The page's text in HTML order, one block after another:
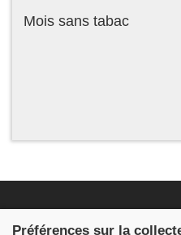
Mois sans tabac
Préférences sur la